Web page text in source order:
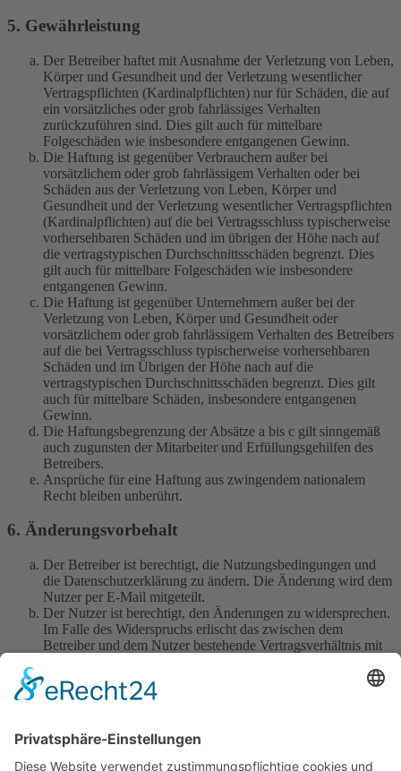
5. Gewährleistung
Der Betreiber haftet mit Ausnahme der Verletzung von Leben,
Körper und Gesundheit und der Verletzung wesentlicher
Vertragspflichten (Kardinalpflichten) nur für Schäden, die auf
ein vorsätzliches oder grob fahrlässiges Verhalten
zurückzuführen sind. Dies gilt auch für mittelbare
Folgeschäden wie insbesondere entgangenen Gewinn.
Die Haftung ist gegenüber Verbrauchern außer bei
vorsätzlichem oder grob fahrlässigem Verhalten oder bei
Schäden aus der Verletzung von Leben, Körper und
Gesundheit und der Verletzung wesentlicher Vertragspflichten
(Kardinalpflichten) auf die bei Vertragsschluss typischerweise
vorhersehbaren Schäden und im übrigen der Höhe nach auf
die vertragstypischen Durchschnittsschäden begrenzt. Dies
gilt auch für mittelbare Folgeschäden wie insbesondere
entgangenen Gewinn.
Die Haftung ist gegenüber Unternehmern außer bei der
Verletzung von Leben, Körper und Gesundheit oder
vorsätzlichem oder grob fahrlässigem Verhalten des Betreibers
auf die bei Vertragsschluss typischerweise vorhersehbaren
Schäden und im Übrigen der Höhe nach auf die
vertragstypischen Durchschnittsschäden begrenzt. Dies gilt
auch für mittelbare Schäden, insbesondere entgangenen
Gewinn.
Die Haftungsbegrenzung der Absätze a bis c gilt sinngemäß
auch zugunsten der Mitarbeiter und Erfüllungsgehilfen des
Betreibers.
Ansprüche für eine Haftung aus zwingendem nationalem
Recht bleiben unberührt.
6. Änderungsvorbehalt
Der Betreiber ist berechtigt, die Nutzungsbedingungen und
die Datenschutzerklärung zu ändern. Die Änderung wird dem
Nutzer per E-Mail mitgeteilt.
Der Nutzer ist berechtigt, den Änderungen zu widersprechen.
Im Falle des Widerspruchs erlischt das zwischen dem
Betreiber und dem Nutzer bestehende Vertragsverhältnis mit
Die Änderungen gelten als anerkannt und verbindlich, wenn
der Nutzer den Änderungen zugestimmt hat.
sind in der Datenschutzerklärung enthalten.